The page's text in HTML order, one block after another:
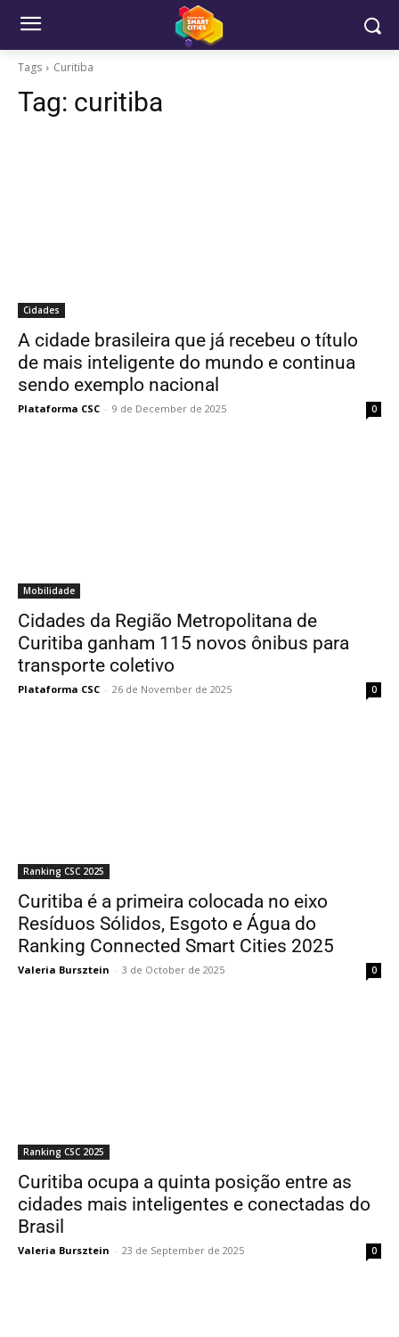
Tags Curitiba
Tag: curitiba
Cidades
A cidade brasileira que já recebeu o título
de mais inteligente do mundo e continua
sendo exemplo nacional
Plataforma CSC - 9 de December de 2025 0
Mobilidade
Cidades da Região Metropolitana de
Curitiba ganham 115 novos ônibus para
transporte coletivo
Plataforma CSC - 26 de November de 2025 0
Ranking CSC 2025
Curitiba é a primeira colocada no eixo
Resíduos Sólidos, Esgoto e Água do
Ranking Connected Smart Cities 2025
Valeria Bursztein - 3 de October de 2025 0
Ranking CSC 2025
Curitiba ocupa a quinta posição entre as
cidades mais inteligentes e conectadas do
Brasil
Valeria Bursztein - 23 de September de 2025 0